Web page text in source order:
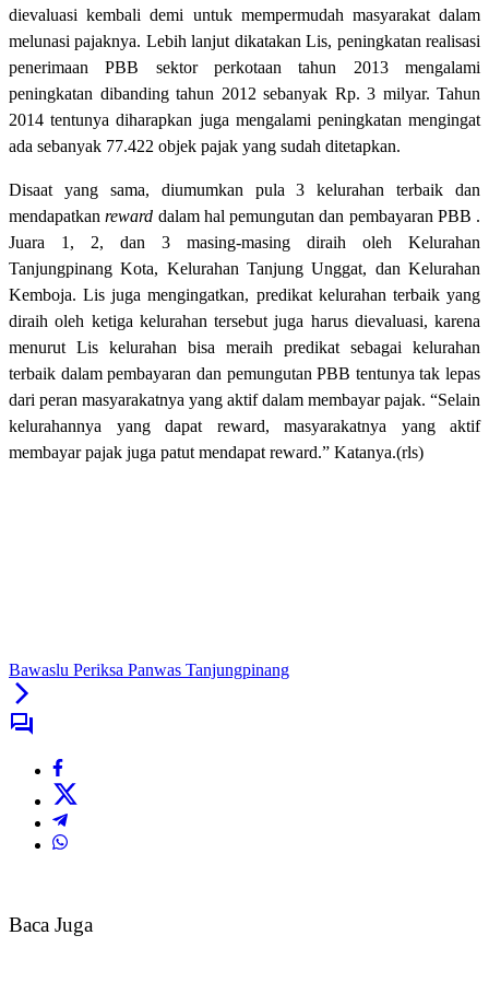
dievaluasi kembali demi untuk mempermudah masyarakat dalam
melunasi pajaknya. Lebih lanjut dikatakan Lis, peningkatan realisasi
penerimaan PBB sektor perkotaan tahun 2013 mengalami
peningkatan dibanding tahun 2012 sebanyak Rp. 3 milyar. Tahun
2014 tentunya diharapkan juga mengalami peningkatan mengingat
ada sebanyak 77.422 objek pajak yang sudah ditetapkan.
Disaat yang sama, diumumkan pula 3 kelurahan terbaik dan
mendapatkanreward dalam hal pemungutan dan pembayaran PBB .
Juara 1, 2, dan 3 masing-masing diraih oleh Kelurahan
Tanjungpinang Kota, Kelurahan Tanjung Unggat, dan Kelurahan
Kemboja. Lis juga mengingatkan, predikat kelurahan terbaik yang
diraih oleh ketiga kelurahan tersebut juga harus dievaluasi, karena
menurut Lis kelurahan bisa meraih predikat sebagai kelurahan
terbaik dalam pembayaran dan pemungutan PBB tentunya tak lepas
dari peran masyarakatnya yang aktif dalam membayar pajak. “Selain
kelurahannya yang dapat reward, masyarakatnya yang aktif
membayar pajak juga patut mendapat reward.” Katanya.(rls)
Bawaslu Periksa Panwas Tanjungpinang
Baca Juga